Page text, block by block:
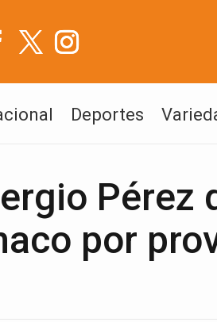
Deportes
Pérez
por